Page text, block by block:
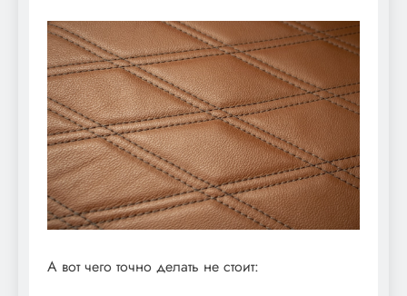
А вот чего точно делать не стоит: